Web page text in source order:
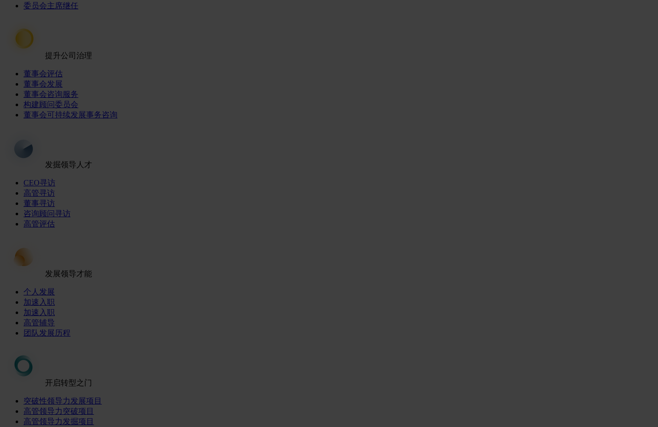
委员会主席继任
提升公司治理
董事会评估
董事会发展
董事会咨询服务
构建顾问委员会
董事会可持续发展事务咨询
发掘领导人才
CEO寻访
高管寻访
董事寻访
咨询顾问寻访
高管评估
发展领导才能
个人发展
加速入职
加速入职
高管辅导
团队发展历程
开启转型之门
突破性领导力发展项目
高管领导力突破项目
高管领导力发掘项目